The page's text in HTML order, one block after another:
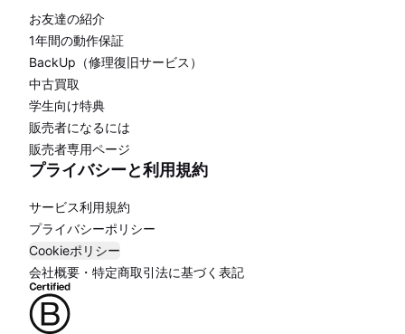
お友達の紹介
1年間の動作保証
BackUp（修理復旧サービス）
中古買取
学生向け特典
販売者になるには
販売者専用ページ
プライバシーと利用規約
サービス利用規約
プライバシーポリシー
Cookieポリシー
会社概要・特定商取引法に基づく表記